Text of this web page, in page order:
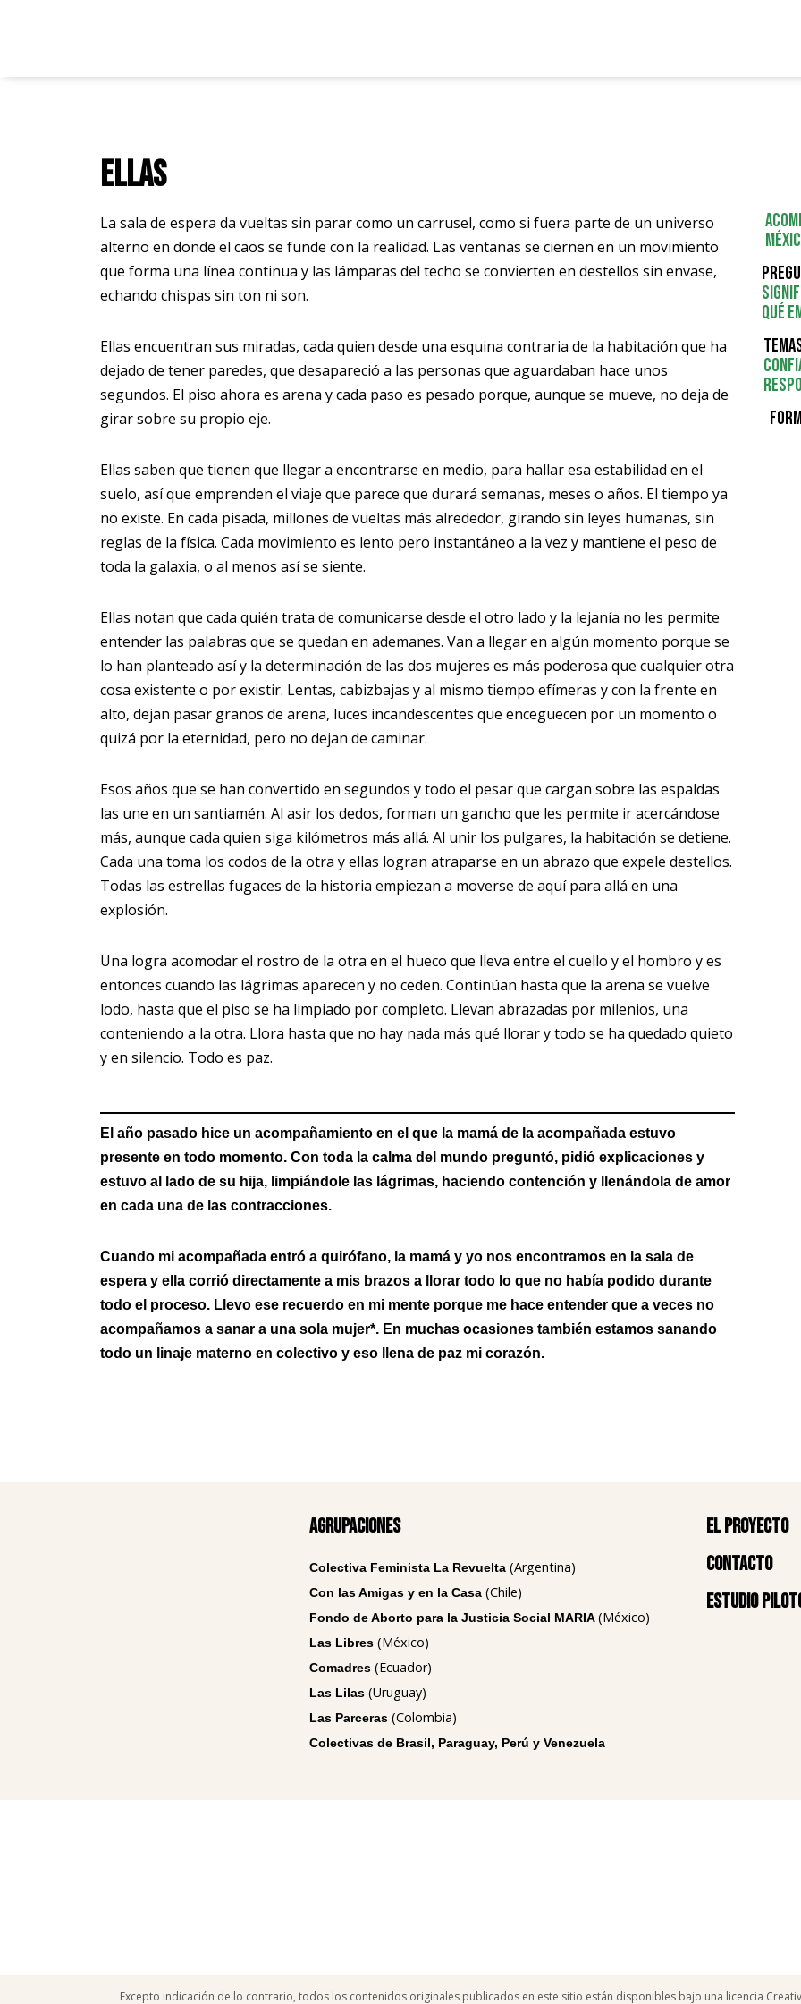
al
Ellas
La sala de espera da vueltas sin parar como un carrusel, como si fuera parte de un universo
alterno en donde el caos se funde con la realidad. Las ventanas se ciernen en un movimiento
que forma una línea continua y las lámparas del techo se convierten en destellos sin envase,
echando chispas sin ton ni son.
Ellas encuentran sus miradas, cada quien desde una esquina contraria de la habitación que ha
dejado de tener paredes, que desapareció a las personas que aguardaban hace unos
segundos. El piso ahora es arena y cada paso es pesado porque, aunque se mueve, no deja de
girar sobre su propio eje.
Ellas saben que tienen que llegar a encontrarse en medio, para hallar esa estabilidad en el
suelo, así que emprenden el viaje que parece que durará semanas, meses o años. El tiempo ya
no existe. En cada pisada, millones de vueltas más alrededor, girando sin leyes humanas, sin
reglas de la física. Cada movimiento es lento pero instantáneo a la vez y mantiene el peso de
toda la galaxia, o al menos así se siente.
Ellas notan que cada quién trata de comunicarse desde el otro lado y la lejanía no les permite
entender las palabras que se quedan en ademanes. Van a llegar en algún momento porque se
lo han planteado así y la determinación de las dos mujeres es más poderosa que cualquier otra
cosa existente o por existir. Lentas, cabizbajas y al mismo tiempo efímeras y con la frente en
alto, dejan pasar granos de arena, luces incandescentes que enceguecen por un momento o
quizá por la eternidad, pero no dejan de caminar.
Esos años que se han convertido en segundos y todo el pesar que cargan sobre las espaldas
las une en un santiamén. Al asir los dedos, forman un gancho que les permite ir acercándose
más, aunque cada quien siga kilómetros más allá. Al unir los pulgares, la habitación se detiene.
Cada una toma los codos de la otra y ellas logran atraparse en un abrazo que expele destellos.
Todas las estrellas fugaces de la historia empiezan a moverse de aquí para allá en una
explosión.
Una logra acomodar el rostro de la otra en el hueco que lleva entre el cuello y el hombro y es
entonces cuando las lágrimas aparecen y no ceden. Continúan hasta que la arena se vuelve
lodo, hasta que el piso se ha limpiado por completo. Llevan abrazadas por milenios, una
conteniendo a la otra. Llora hasta que no hay nada más qué llorar y todo se ha quedado quieto
y en silencio. Todo es paz.
El año pasado hice un acompañamiento en el que la mamá de la acompañada estuvo
presente en todo momento. Con toda la calma del mundo preguntó, pidió explicaciones y
estuvo al lado de su hija, limpiándole las lágrimas, haciendo contención y llenándola de amor
en cada una de las contracciones.
Cuando mi acompañada entró a quirófano, la mamá y yo nos encontramos en la sala de
espera y ella corrió directamente a mis brazos a llorar todo lo que no había podido durante
todo el proceso. Llevo ese recuerdo en mi mente porque me hace entender que a veces no
acompañamos a sanar a una sola mujer*. En muchas ocasiones también estamos sanando
todo un linaje materno en colectivo y eso llena de paz mi corazón.
qué
Agrupaciones
Colectiva Feminista La Revuelta (Argentina)
Con las Amigas y en la Casa (Chile)
Fondo de Aborto para la Justicia Social MARIA(México)
Las Libres (México)
Comadres (Ecuador)
Las Lilas (Uruguay)
Las Parceras (Colombia)
Colectivas de Brasil, Paraguay, Perú y Venezuela
El proyecto
Contacto
Estudio
Excepto indicación de lo contrario, todos los contenidos originales publicados en este sitio están disponibles bajo una licencia